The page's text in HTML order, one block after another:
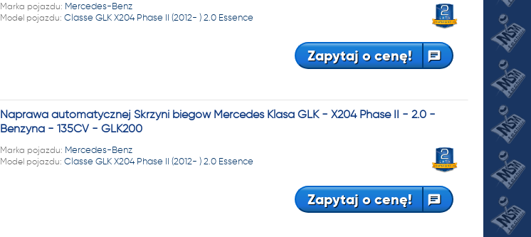
Marka pojazdu: Mercedes-Benz
Model pojazdu: Classe GLK X204 Phase II (2012- ) 2.0 Essence
Zapytaj o cenę!
Naprawa automatycznej Skrzyni biegów Mercedes Klasa GLK - X204 Phase II - 2.0 -
Benzyna - 135CV - GLK200
Marka pojazdu: Mercedes-Benz
Model pojazdu: Classe GLK X204 Phase II (2012- ) 2.0 Essence
Zapytaj o cenę!